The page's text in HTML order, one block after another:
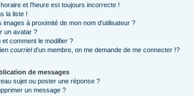
et l’heure est toujours incorrecte !
la liste !
à proximité de mon nom d’utilisateur ?
un avatar ?
et comment le modifier ?
courrield’un membre, on me demande de me connecter !?
de messages
sujet ou poster une réponse ?
un message ?